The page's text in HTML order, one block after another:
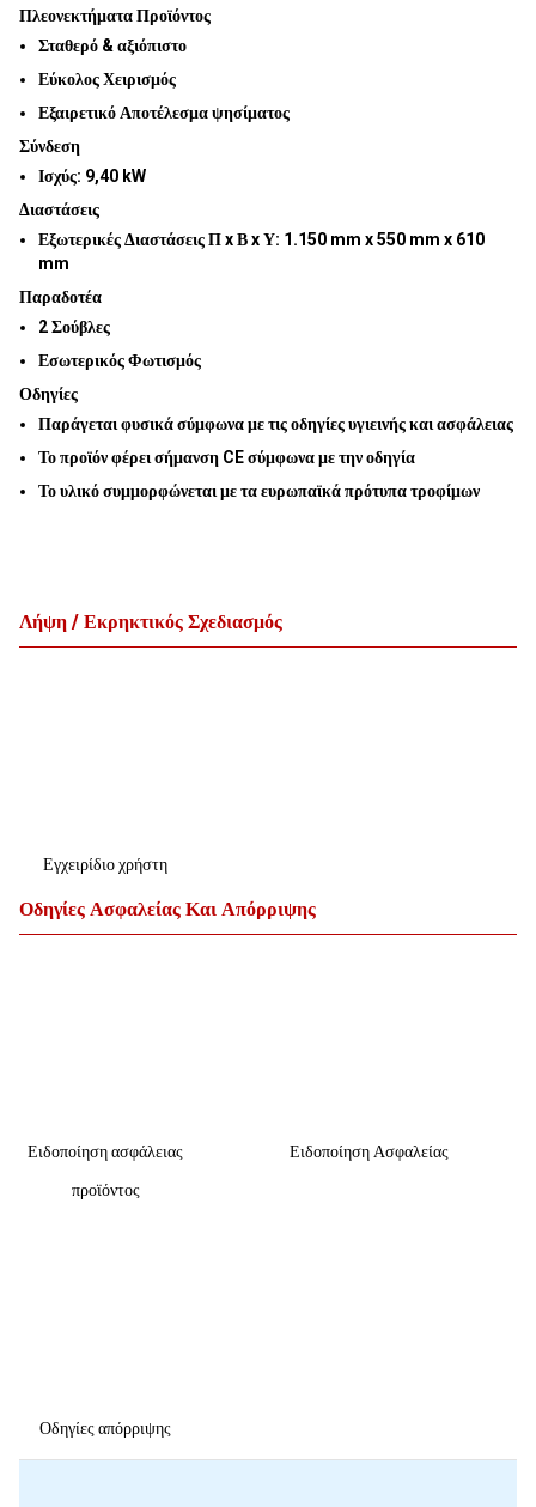
Πλεονεκτήματα Προϊόντος
Σταθερό & αξιόπιστο
Εύκολος Χειρισμός
Εξαιρετικό Αποτέλεσμα ψησίματος
Σύνδεση
Ισχύς: 9,40 kW
Διαστάσεις
Εξωτερικές Διαστάσεις Π x Β x Υ: 1.150 mm x 550 mm x 610
mm
Παραδοτέα
2 Σούβλες
Εσωτερικός Φωτισμός
Οδηγίες
Παράγεται φυσικά σύμφωνα με τις οδηγίες υγιεινής και ασφάλειας
Το προϊόν φέρει σήμανση CE σύμφωνα με την οδηγία
Το υλικό συμμορφώνεται με τα ευρωπαϊκά πρότυπα τροφίμων
Λήψη / Εκρηκτικός Σχεδιασμός
Εγχειρίδιο χρήστη
Οδηγίες Ασφαλείας Και Απόρριψης
Ειδοποίηση ασφάλειας
προϊόντος
Ειδοποίηση Ασφαλείας
Οδηγίες απόρριψης